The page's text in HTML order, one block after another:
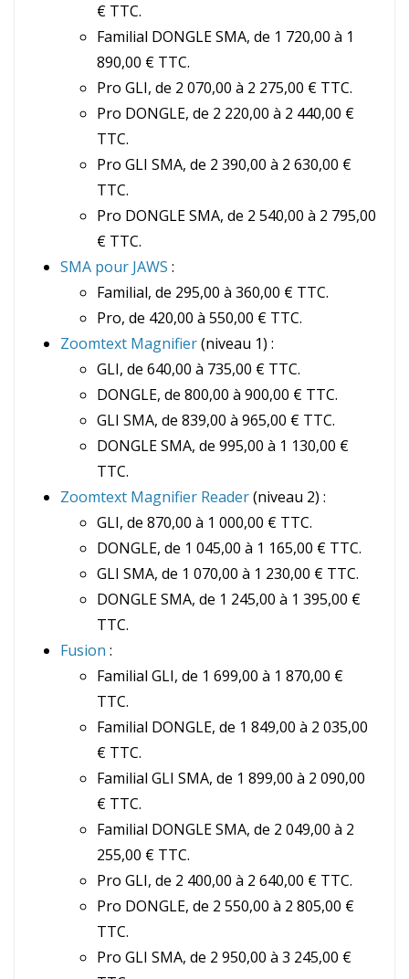
€ TTC.
Familial DONGLE SMA, de 1 720,00 à 1
890,00 € TTC.
Pro GLI, de 2 070,00 à 2 275,00 € TTC.
Pro DONGLE, de 2 220,00 à 2 440,00 €
TTC.
Pro GLI SMA, de 2 390,00 à 2 630,00 €
TTC.
Pro DONGLE SMA, de 2 540,00 à 2 795,00
€ TTC.
SMA pour JAWS :
Familial, de 295,00 à 360,00 € TTC.
Pro, de 420,00 à 550,00 € TTC.
Zoomtext Magnifier(niveau 1) :
GLI, de 640,00 à 735,00 € TTC.
DONGLE, de 800,00 à 900,00 € TTC.
GLI SMA, de 839,00 à 965,00 € TTC.
DONGLE SMA, de 995,00 à 1 130,00 €
TTC.
Zoomtext Magnifier Reader(niveau 2) :
GLI, de 870,00 à 1 000,00 € TTC.
DONGLE, de 1 045,00 à 1 165,00 € TTC.
GLI SMA, de 1 070,00 à 1 230,00 € TTC.
DONGLE SMA, de 1 245,00 à 1 395,00 €
TTC.
Fusion :
Familial GLI, de 1 699,00 à 1 870,00 €
TTC.
Familial DONGLE, de 1 849,00 à 2 035,00
€ TTC.
Familial GLI SMA, de 1 899,00 à 2 090,00
€ TTC.
Familial DONGLE SMA, de 2 049,00 à 2
255,00 € TTC.
Pro GLI, de 2 400,00 à 2 640,00 € TTC.
Pro DONGLE, de 2 550,00 à 2 805,00 €
TTC.
Pro GLI SMA, de 2 950,00 à 3 245,00 €